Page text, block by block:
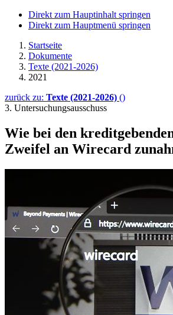
Direkt zum Hauptinhalt springen
Direkt zum Hauptmenü springen
Startseite
Dokumente
Texte (2021-2026)
2021
zurück zu: Texte (2021-2026) ()
3. Untersuchungsausschuss
Wie bei den
Zwei­fel an Wirecard